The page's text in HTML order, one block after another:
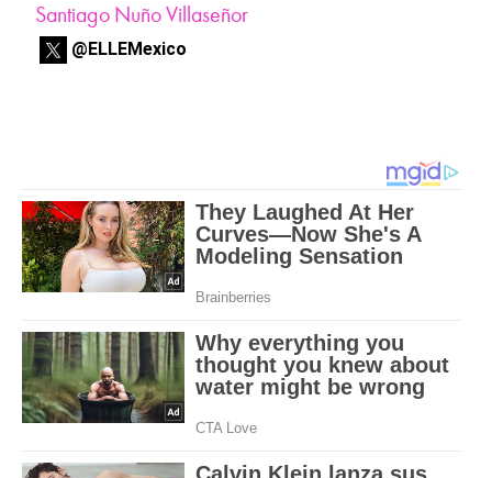
Santiago Nuño Villaseñor
@ELLEMexico